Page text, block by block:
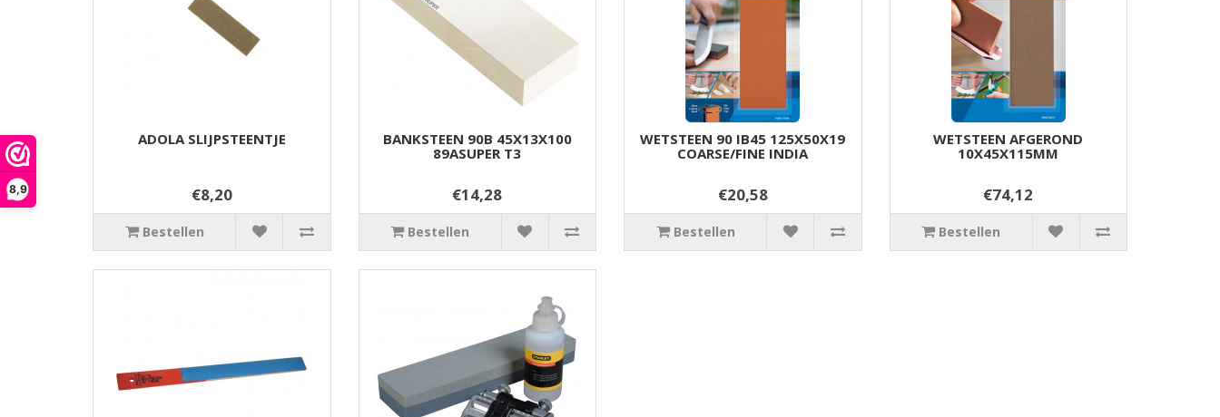
8,9
ADOLA SLIJPSTEENTJE
€8,20
Bestellen
BANKSTEEN 90B 45X13X100
89ASUPER T3
€14,28
Bestellen
WETSTEEN 90 IB45 125X50X19
COARSE/FINE INDIA
€20,58
Bestellen
WETSTEEN AFGEROND
10X45X115MM
€74,12
Bestellen